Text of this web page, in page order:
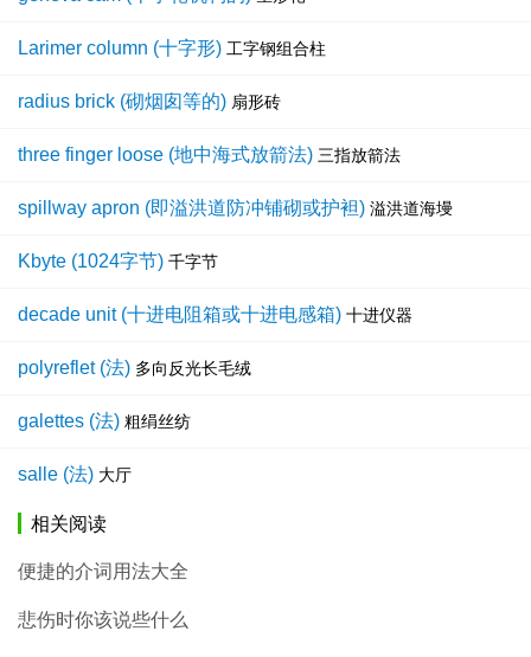
Larimer column (十字形) 工字钢组合柱
radius brick (砌烟囱等的) 扇形砖
three finger loose (地中海式放箭法) 三指放箭法
spillway apron (即溢洪道防冲铺砌或护袒) 溢洪道海墁
Kbyte (1024字节) 千字节
decade unit (十进电阻箱或十进电感箱) 十进仪器
polyreflet (法) 多向反光长毛绒
galettes (法) 粗绢丝纺
salle (法) 大厅
相关阅读
便捷的介词用法大全
悲伤时你该说些什么